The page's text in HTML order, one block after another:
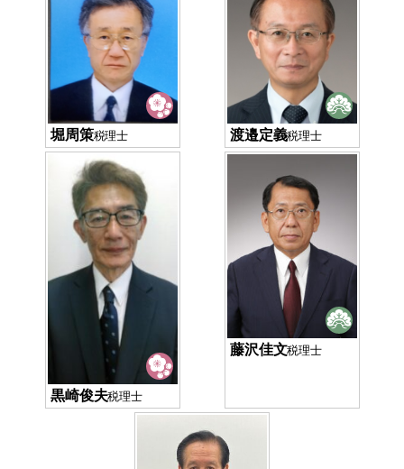
堀周策税理士 渡邉定義税理士
黒崎俊夫税理士
藤沢佳文税理士